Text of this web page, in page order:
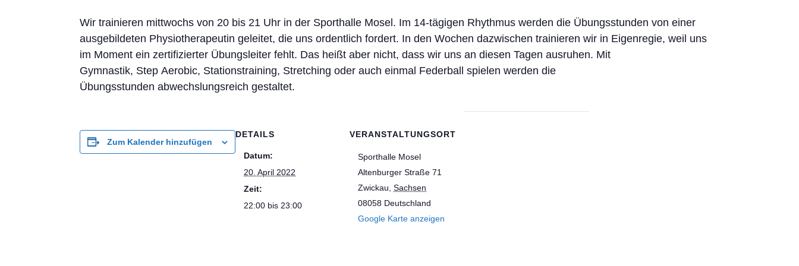
Wir trainieren mittwochs von 20 bis 21 Uhr in der Sporthalle Mosel. Im 14-tägigen Rhythmus werden die Übungsstunden von einer
ausgebildeten Physiotherapeutin geleitet, die uns ordentlich fordert. In den Wochen dazwischen trainieren wir in Eigenregie, weil uns
im Moment ein zertifizierter Übungsleiter fehlt. Das heißt aber nicht, dass wir uns an diesen Tagen ausruhen. Mit
Gymnastik, Step Aerobic, Stationstraining, Stretching oder auch einmal Federball spielen werden die
Übungsstunden abwechslungsreich gestaltet.
Zum Kalender hinzufügen
DETAILS
Datum:
20. April 2022
Zeit:
22:00 bis 23:00
VERANSTALTUNGSORT
Sporthalle Mosel
Altenburger Straße 71
Zwickau, Sachsen
08058 Deutschland
Google Karte anzeigen